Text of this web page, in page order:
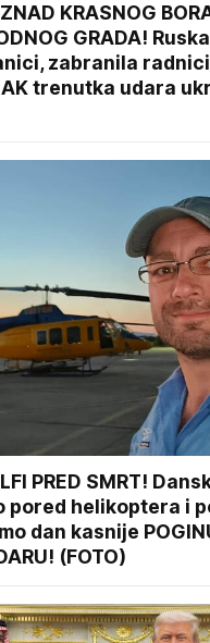
KRASNOG
GRADA! Ruska
zabranila
trenutka udara
PRED SMRT!
pored helikoptera i
dan kasnije
(FOTO)